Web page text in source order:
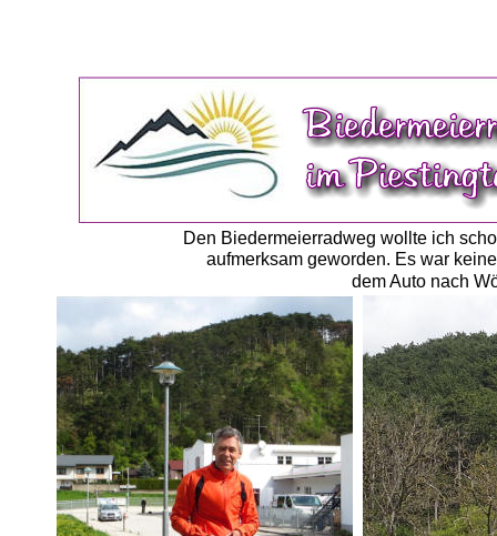
Den Biedermeierradweg wollte ich
aufmerksam geworden. Es war
dem Auto nach